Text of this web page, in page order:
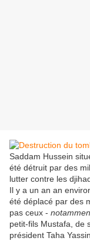
Saddam Hussein
été détruit par des
lutter contre les
Il y a un an an
été déplacé par des
pas ceux -
petit-fils Mustafa, de
président Taha